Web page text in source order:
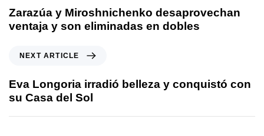
Zarazúa y Miroshnichenko desaprovechan
ventaja y son eliminadas en dobles
NEXT ARTICLE
Eva Longoria irradió belleza y conquistó con
su Casa del Sol